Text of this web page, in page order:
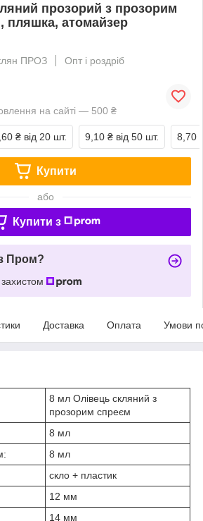
прозорий з прозорим
пляшка, атомайзер
ПРОЗ
Опт і роздріб
на сайті — 500 ₴
₴ від 20 шт. 9,10 ₴ від 50 шт. 8,70
Купити
або
Купити з
Пром?
Доставка Оплата Умови
8 мл Олівець скляний з
прозорим спреєм
8 мл
8 мл
скло + пластик
12 мм
14 мм